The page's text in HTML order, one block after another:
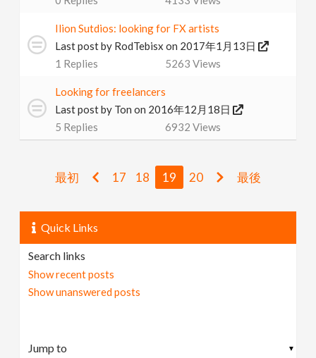
Ilion Sutdios: looking for FX artists
Last post by RodTebisx on 2017年1月13日
1 Replies 5263 Views
Looking for freelancers
Last post by Ton on 2016年12月18日
5 Replies 6932 Views
最初 17 18 19 20 最後
Quick Links
Search links
Show recent posts
Show unanswered posts
▼